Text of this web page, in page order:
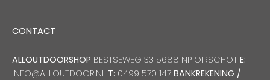
CONTACT
ALLOUTDOORSHOP BESTSEWEG 33 5688 NP OIRSCHOT E:
INFO@ALLOUTDOOR.NL T: 0499 570 147 BANKREKENING /